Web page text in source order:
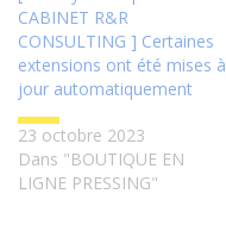
CABINET R&R
CONSULTING ] Certaines
extensions ont été mises à
jour automatiquement
23 octobre 2023
Dans "BOUTIQUE EN
LIGNE PRESSING"